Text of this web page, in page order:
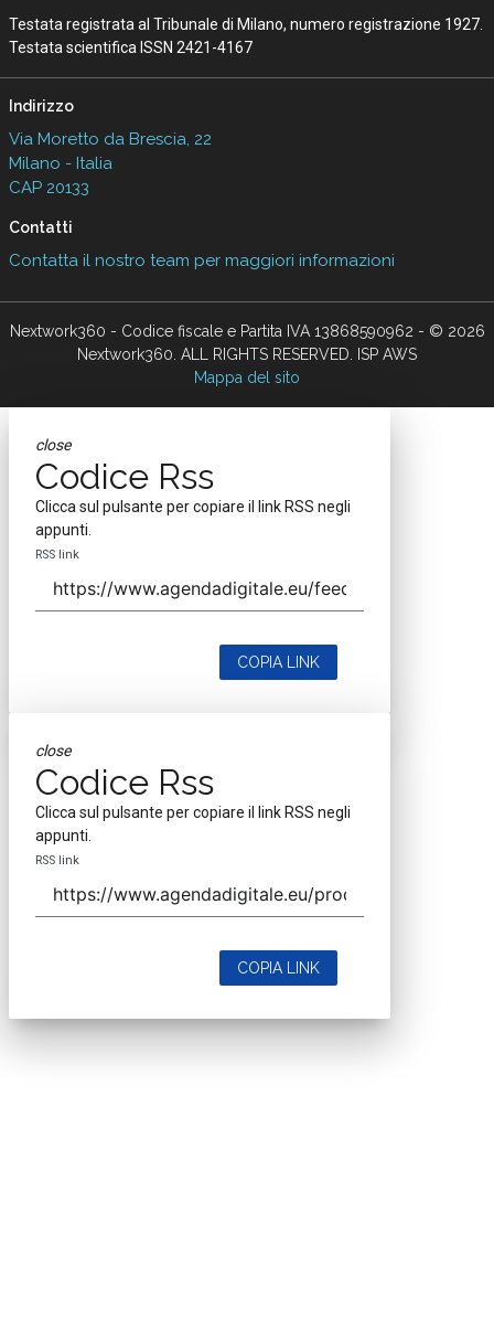
Testata registrata al Tribunale di Milano, numero registrazione 1927.
Testata scientifica ISSN 2421-4167
Indirizzo
Via Moretto da Brescia, 22
Milano - Italia
CAP 20133
Contatti
Contatta il nostro team per maggiori informazioni
Nextwork360 - Codice fiscale e Partita IVA 13868590962 - © 2026
Nextwork360. ALL RIGHTS RESERVED. ISP AWS
Mappa del sito
close
Codice Rss
Clicca sul pulsante per copiare il link RSS negli
appunti.
RSS link
COPIA LINK
close
Codice Rss
Clicca sul pulsante per copiare il link RSS negli
appunti.
RSS link
COPIA LINK